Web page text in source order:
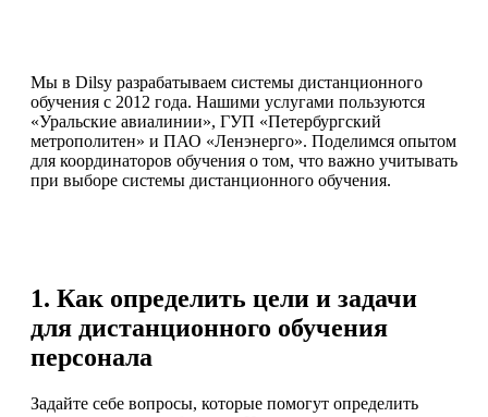
Мы в Dilsy разрабатываем системы дистанционного
обучения с 2012 года. Нашими услугами пользуются
«Уральские авиалинии», ГУП «Петербургский
метрополитен» и ПАО «Ленэнерго». Поделимся опытом
для координаторов обучения о том, что важно учитывать
при выборе системы дистанционного обучения.
1. Как определить цели и задачи
для дистанционного обучения
персонала
Задайте себе вопросы, которые помогут определить